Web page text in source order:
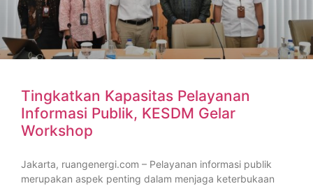
Tingkatkan Kapasitas Pelayanan
Informasi Publik, KESDM Gelar
Workshop
Jakarta, ruangenergi.com – Pelayanan informasi publik
merupakan aspek penting dalam menjaga keterbukaan